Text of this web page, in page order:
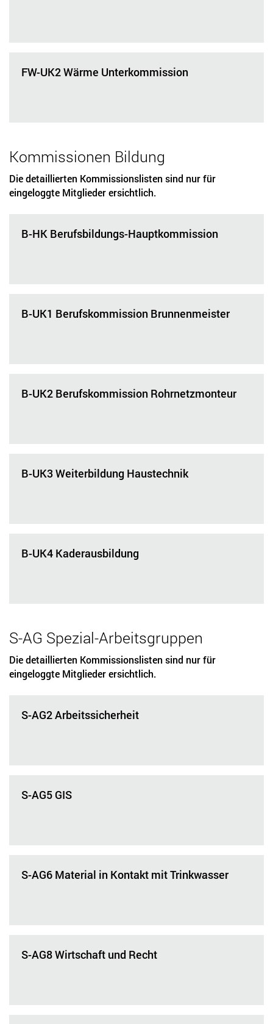
FW-UK2 Wärme Unterkommission
Kommissionen Bildung
Die detaillierten Kommissionslisten sind nur für
eingeloggte Mitglieder ersichtlich.
B-HK Berufsbildungs-Hauptkommission
B-UK1 Berufskommission Brunnenmeister
B-UK2 Berufskommission Rohrnetzmonteur
B-UK3 Weiterbildung Haustechnik
B-UK4 Kaderausbildung
S-AG Spezial-Arbeitsgruppen
Die detaillierten Kommissionslisten sind nur für
eingeloggte Mitglieder ersichtlich.
S-AG2 Arbeitssicherheit
S-AG5 GIS
S-AG6 Material in Kontakt mit Trinkwasser
S-AG8 Wirtschaft und Recht